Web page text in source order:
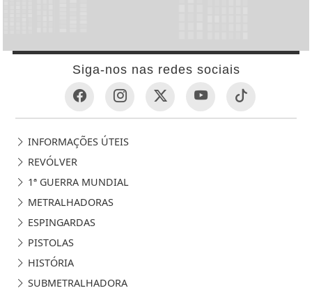
Siga-nos nas redes sociais
INFORMAÇÕES ÚTEIS
REVÓLVER
1ª GUERRA MUNDIAL
METRALHADORAS
ESPINGARDAS
PISTOLAS
HISTÓRIA
SUBMETRALHADORA